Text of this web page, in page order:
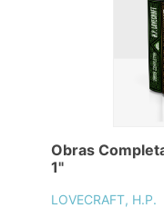
Obras
1"
LOVECRAFT, H.P.